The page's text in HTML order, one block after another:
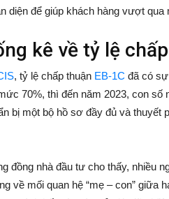
diện để giúp khách hàng vượt qua
kê về tỷ lệ
, tỷ lệ chấp thuận EB-1C đã có
70%, thì đến năm 2023, con
bị một bộ hồ sơ đầy đủ và thuyết
đồng nhà đầu tư cho thấy, nhiều
về mối quan hệ “mẹ – con”